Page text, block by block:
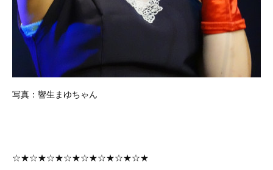
写真：響生まゆちゃん
☆★☆★☆★☆★☆★☆★☆★☆★